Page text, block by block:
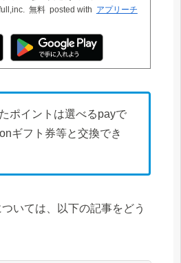
無料 posted with アプリーチ
ポイントは選べるpayで
ギフト券等と交換でき
ついては、以下の記事をどう